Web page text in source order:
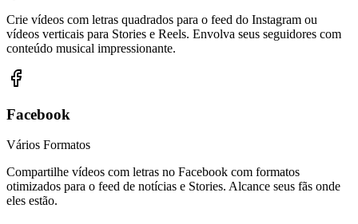
Crie vídeos com letras quadrados para o feed do Instagram ou
vídeos verticais para Stories e Reels. Envolva seus seguidores com
conteúdo musical impressionante.
Facebook
Vários Formatos
Compartilhe vídeos com letras no Facebook com formatos
otimizados para o feed de notícias e Stories. Alcance seus fãs onde
eles estão.